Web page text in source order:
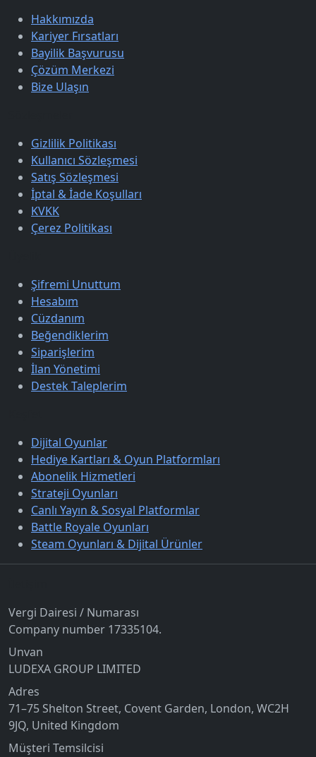
Hakkımızda
Kariyer Fırsatları
Bayilik Başvurusu
Çözüm Merkezi
Bize Ulaşın
Gizlilik Politikası
Kullanıcı Sözleşmesi
Satış Sözleşmesi
İptal & İade Koşulları
KVKK
Çerez Politikası
Şifremi Unuttum
Hesabım
Cüzdanım
Beğendiklerim
Siparişlerim
İlan Yönetimi
Destek Taleplerim
Dijital Oyunlar
Hediye Kartları & Oyun Platformları
Abonelik Hizmetleri
Strateji Oyunları
Canlı Yayın & Sosyal Platformlar
Battle Royale Oyunları
Steam Oyunları & Dijital Ürünler
Vergi Dairesi / Numarası
Company number 17335104.
Unvan
LUDEXA GROUP LIMITED
Adres
71–75 Shelton Street, Covent Garden, London, WC2H
9JQ, United Kingdom
Müşteri Temsilcisi